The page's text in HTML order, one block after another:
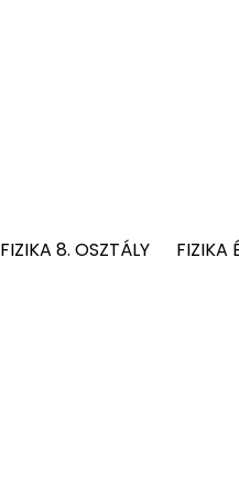
FIZIKA 8. OSZTÁLY FIZIKA